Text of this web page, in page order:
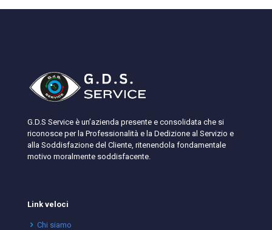
G.D.S Service è un’azienda presente e consolidata che si
riconosce per la Professionalità e la Dedizione al Servizio e
alla Soddisfazione del Cliente, ritenendola fondamentale
motivo moralmente soddisfacente.
Link veloci
Chi siamo